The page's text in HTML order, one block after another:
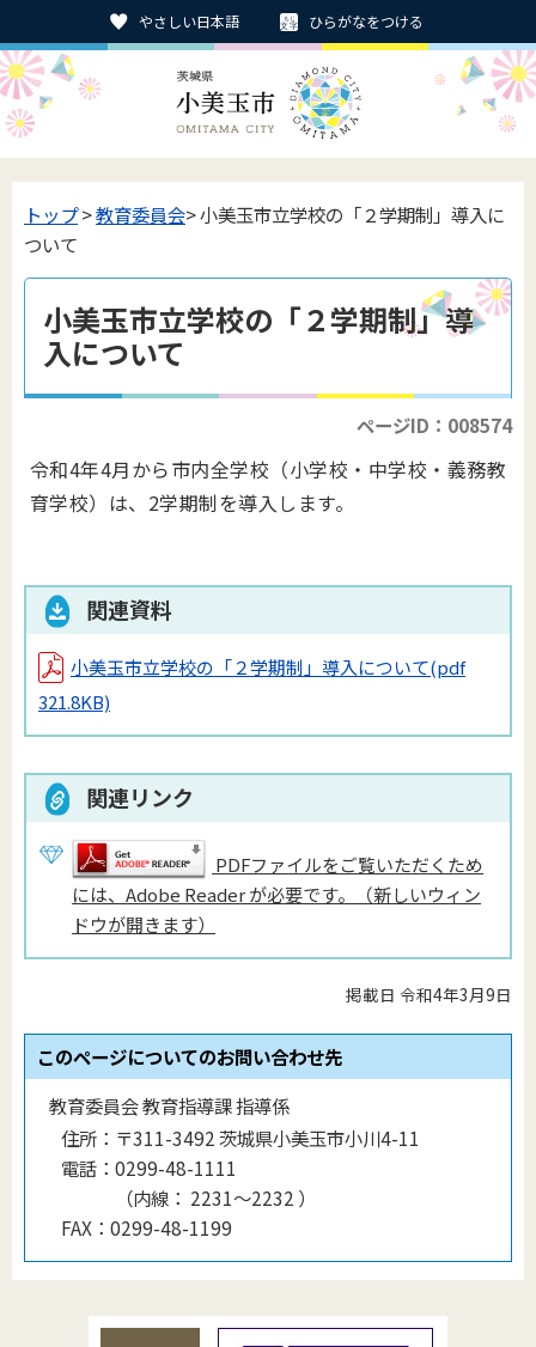
やさしい日本語 ひらがなをつける
トップ>教育委員会> 小美玉市立学校の「２学期制」導入に
ついて
小美玉市立学校の「２学期制」導
入について
ページID：008574
令和4年4月から市内全学校（小学校・中学校・義務教
育学校）は、2学期制を導入します。
関連資料
小美玉市立学校の「２学期制」導入について(pdf
321.8KB)
関連リンク
PDFファイルをご覧いただくため
には、Adobe Reader が必要です。（新しいウィン
ドウが開きます）
掲載日 令和4年3月9日
このページについてのお問い合わせ先
教育委員会 教育指導課 指導係
住所： 〒311-3492 茨城県小美玉市小川4-11
電話： 0299-48-1111
（内線 ： 2231〜2232 ）
FAX： 0299-48-1199